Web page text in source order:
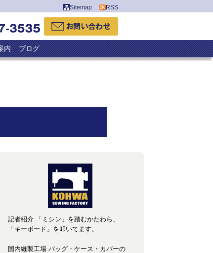
Sitemap RSS
内 ブログ
記者紹介 「ミシン」を踏むかたわら、
「キーボード」を叩いてます。
国内縫製工場 バッグ・ケース・カバーの